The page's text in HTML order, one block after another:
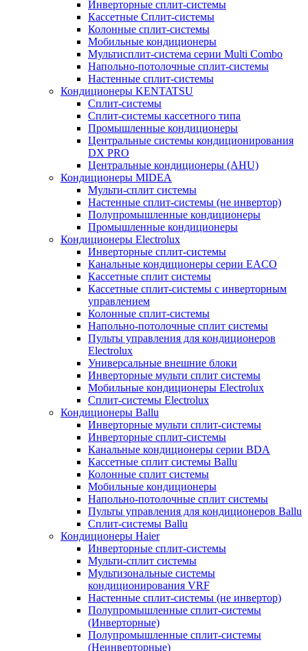
Инверторные сплит-системы
Кассетные Сплит-системы
Колонные сплит-системы
Мобильные кондиционеры
Мультисплит-система серии Multi Combo
Напольно-потолочные сплит-системы
Настенные сплит-системы
Кондиционеры KENTATSU
Сплит-системы
Сплит-системы кассетного типа
Промышленные кондиционеры
Центральные системы кондиционирования
DX PRO
Центральные кондиционеры (AHU)
Кондиционеры MIDEA
Мульти-сплит системы
Настенные сплит-системы (не инвертор)
Полупромышленные кондиционеры
Промышленные кондиционеры
Кондиционеры Electrolux
Инверторные сплит-системы
Канальные кондиционеры серии EACO
Кассетные сплит системы
Кассетные сплит-системы с инверторным
управлением
Колонные сплит-системы
Напольно-потолочные сплит системы
Пульты управления для кондиционеров
Electrolux
Универсальные внешние блоки
Инверторные мульти сплит системы
Мобильные кондиционеры Electrolux
Сплит-системы Electrolux
Кондиционеры Ballu
Инверторные мульти сплит-системы
Инверторные сплит-системы
Канальные кондиционеры серии BDA
Кассетные сплит системы Ballu
Колонные сплит системы
Мобильные кондиционеры
Напольно-потолочные сплит системы
Пульты управления для кондиционеров Ballu
Сплит-системы Ballu
Кондиционеры Haier
Инверторные сплит-системы
Мульти-сплит системы
Мультизональные системы
кондиционирования VRF
Настенные сплит-системы (не инвертор)
Полупромышленные сплит-системы
(Инверторные)
Полупромышленные сплит-системы
(Неинверторные)